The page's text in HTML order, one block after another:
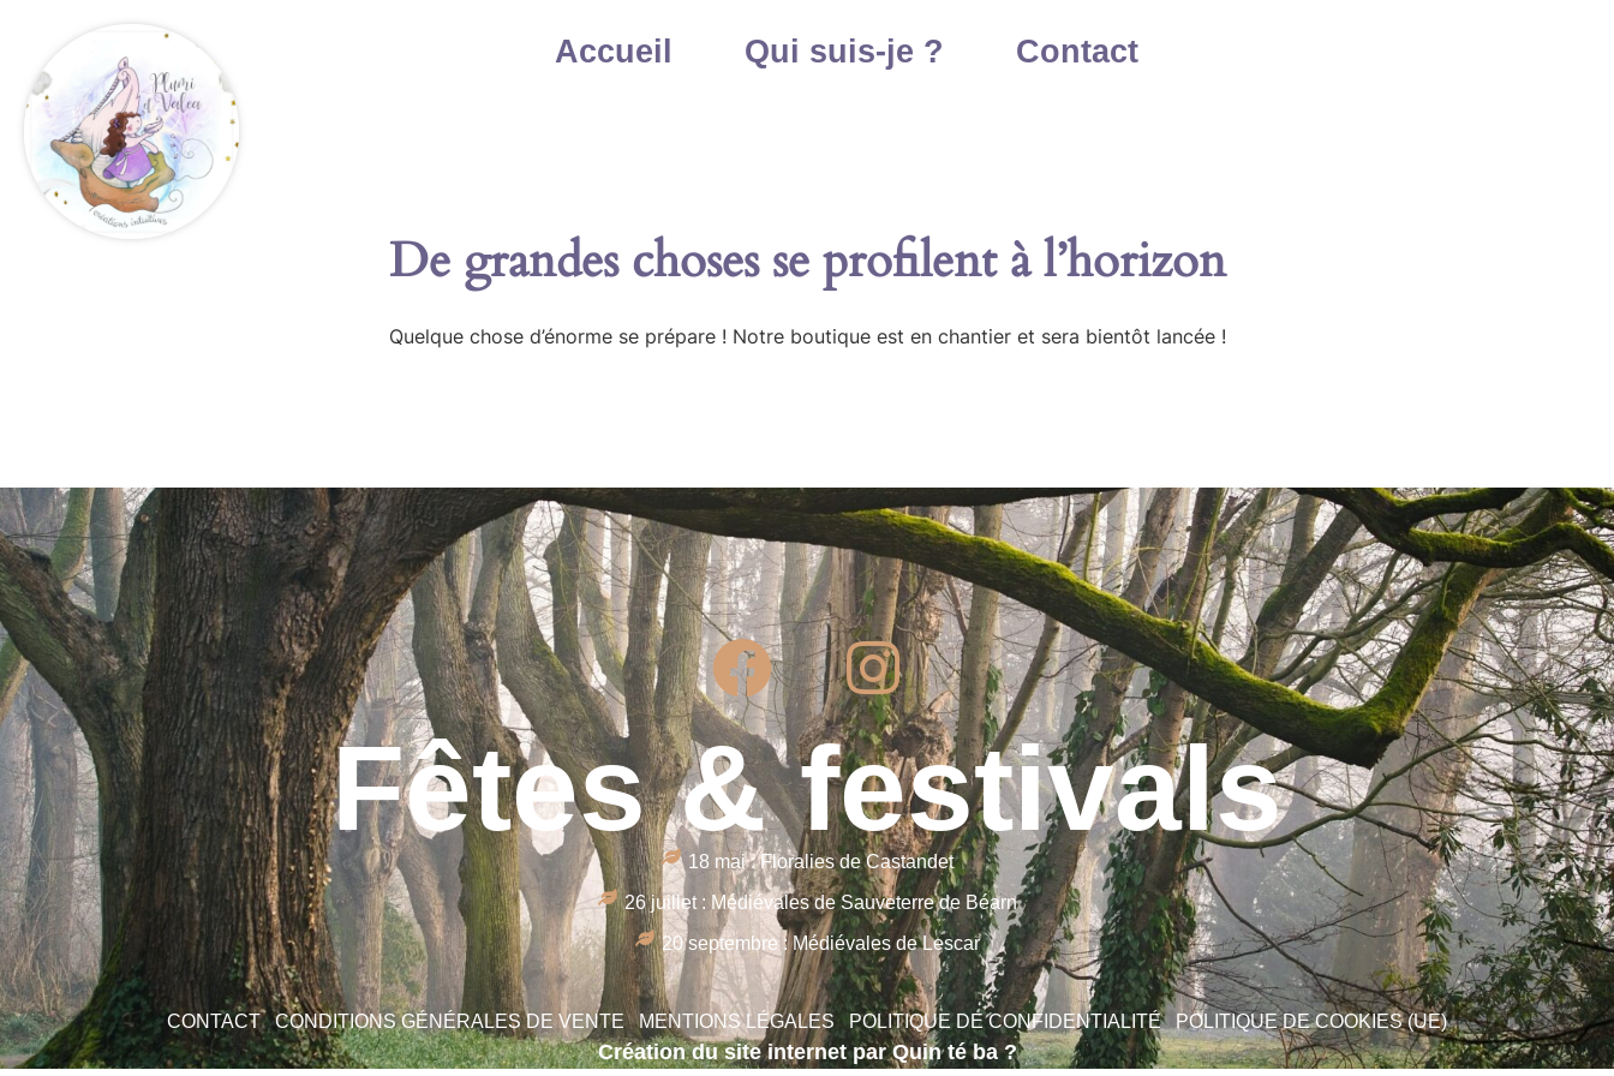
Accueil Qui suis-je ? Contact
De grandes choses se profilent à l’horizon
Quelque chose d’énorme se prépare ! Notre boutique est en chantier et sera bientôt lancée !
Fêtes & festivals
18 mai : Floralies de Castandet
26 juillet : Médiévales de Sauveterre de Béarn
20 septembre : Médiévales de Lescar
CONTACT CONDITIONS GÉNÉRALES DE VENTE MENTIONS LÉGALES POLITIQUE DE CONFIDENTIALITÉ POLITIQUE DE COOKIES (UE)
Création du site internet par Quin té ba ?